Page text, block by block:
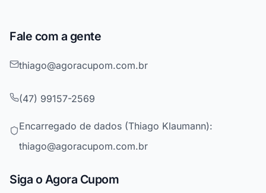
Fale com a gente
thiago@agoracupom.com.br
(47) 99157-2569
Encarregado de dados (Thiago Klaumann):
thiago@agoracupom.com.br
Siga o Agora Cupom